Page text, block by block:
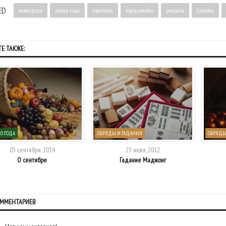
календарь колесо года практики предсамайн ритуалы Самайн
ТАКЖЕ:
ГОДА
03 сентября, 2014
О сентябре
ОБРЯДЫ И ГАДАНИЯ
23 июля, 2012
Гадание Маджонг